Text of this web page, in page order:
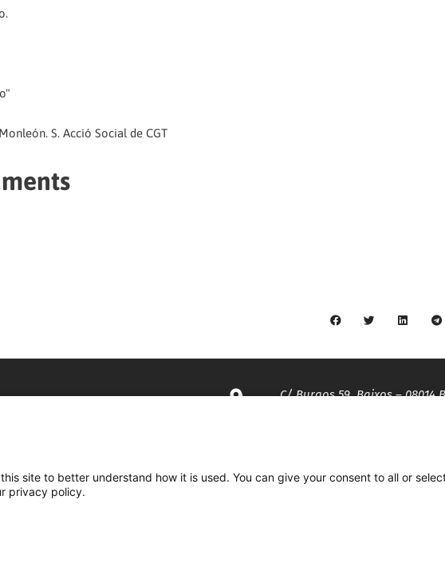
S. Acció Social de CGT
C/ Burgos 59, Baixos – 08014
site to better understand how it is used. You can give your consent to all or
privacy policy.